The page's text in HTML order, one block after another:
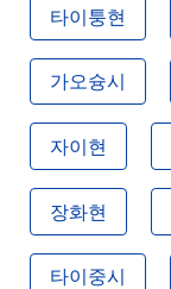
타이퉁현
가오슝시
자이현
장화현
타이중시